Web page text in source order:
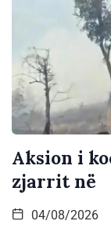
Aksion i
zjarrit në
04/08/2026